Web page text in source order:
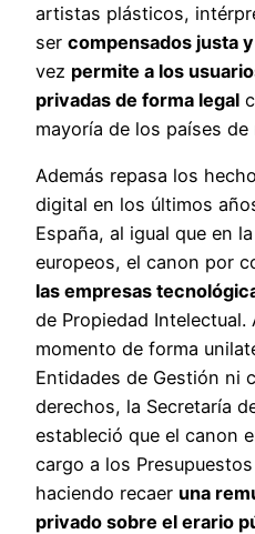
artistas plásticos,
ser compensados justa
vez permite a los
privadas de forma legal
mayoría de los países de
Además repasa los
digital en los últimos
España, al igual que en
europeos, el canon por
las empresas
de Propiedad Intelectual.
momento de forma
Entidades de Gestión ni
derechos, la Secretaría
estableció que el canon
cargo a los
haciendo recaer una
privado sobre el erario